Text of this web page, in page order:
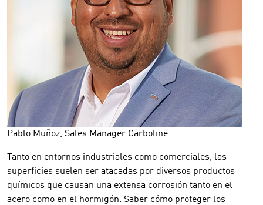
Pablo Muñoz, Sales Manager Carboline
Tanto en entornos industriales como comerciales, las
superficies suelen ser atacadas por diversos productos
químicos que causan una extensa corrosión tanto en el
acero como en el hormigón. Saber cómo proteger los